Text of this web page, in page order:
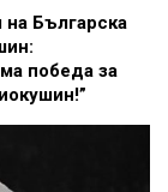
Българска
победа за